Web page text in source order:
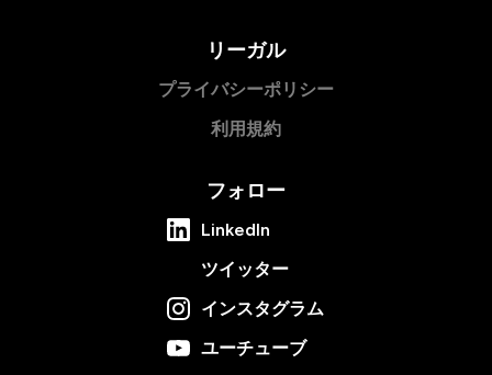
リーガル
プライバシーポリシー
利用規約
フォロー
LinkedIn
ツイッター
インスタグラム
ユーチューブ